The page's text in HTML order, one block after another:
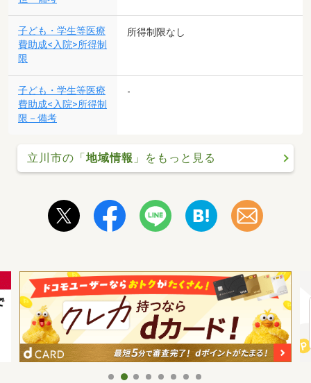
子ども・学生等医療
費助成<入院>所得制
限
所得制限なし
子ども・学生等医療
費助成<入院>所得制
限－備考
-
立川市の「地域情報 」をもっと見る